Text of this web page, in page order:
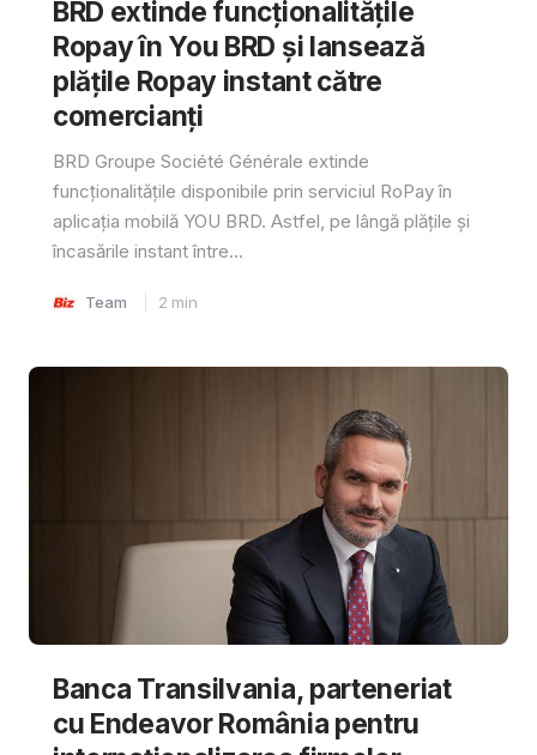
BRD extinde funcționalitățile
Ropay în You BRD și lansează
plățile Ropay instant către
comercianți
BRD Groupe Société Générale extinde
funcționalitățile disponibile prin serviciul RoPay în
aplicația mobilă YOU BRD. Astfel, pe lângă plățile și
încasările instant între...
Team 2 min
Banca Transilvania, parteneriat
cu Endeavor România pentru